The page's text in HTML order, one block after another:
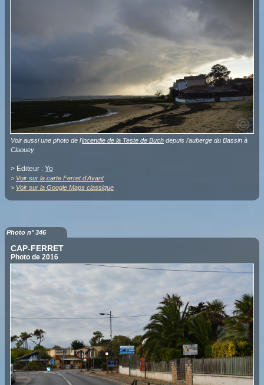
Voir aussi une photo de l'incendie de la Teste de Buch depuis l'auberge du Bassin à
Claouey
> Editeur : Yo
> Voir sur la carte Ferret d'Avant
> Voir sur la Google Maps classique
Photo n° 346
CAP-FERRET
Photo de 2016